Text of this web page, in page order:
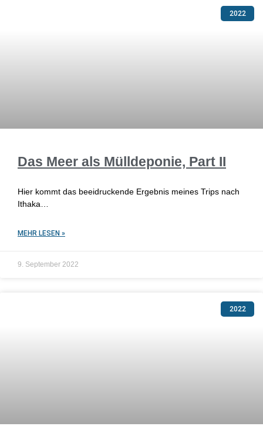
2022
Das Meer als Mülldeponie, Part II
Hier kommt das beeidruckende Ergebnis meines Trips nach
Ithaka…
MEHR LESEN »
9. September 2022
2022